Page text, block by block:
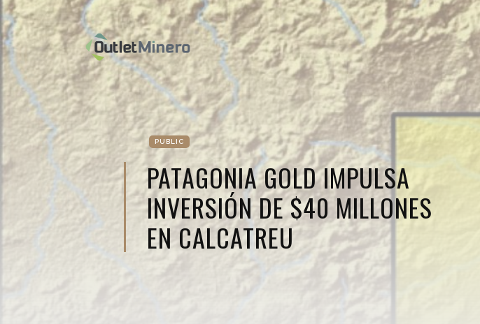
PUBLIC
PATAGONIA GOLD IMPULSA
INVERSIÓN DE $40 MILLONES
EN CALCATREU